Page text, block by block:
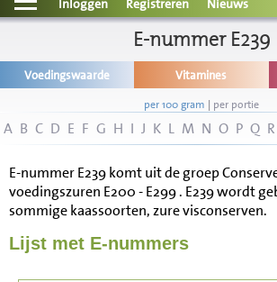
Disclaimer
Inloggen Registreren Nieuws
E-nummer E239
Voedingswaarde Vitamines
per 100 gram | per portie
A B C D E F G H I J K L M N O P Q R
E-nummer E239 komt uit de groep
voedingszuren E200 - E299 . E239 wordt
sommige kaassoorten, zure visconserven.
Lijst met E-nummers